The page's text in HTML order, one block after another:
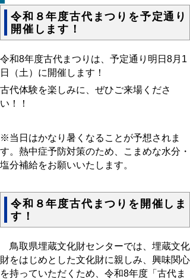
令和８年度古代まつりを予定通り
開催します！
令和8年度古代まつりは、予定通り明日8月1
日（土）に開催します！
古代体験を楽しみに、ぜひご来場くださ
い！！
※当日はかなり暑くなることが予想されま
す。熱中症予防対策のため、こまめな水分・
塩分補給をお願いいたします。
令和８年度古代まつりを開催しま
す！
鳥取県埋蔵文化財センターでは、埋蔵文化
財をはじめとした文化財に親しみ、興味関心
を持っていただくため、令和8年度「古代ま